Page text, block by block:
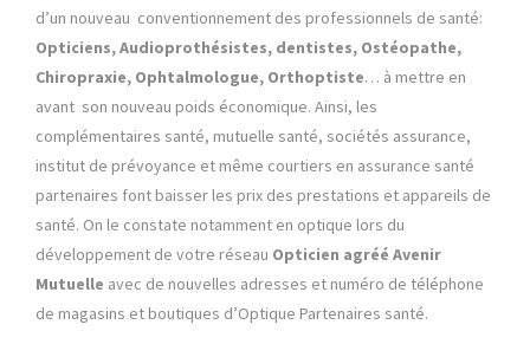
d’un nouveau conventionnement des professionnels de santé:
Opticiens, Audioprothésistes, dentistes, Ostéopathe,
Chiropraxie, Ophtalmologue, Orthoptiste… à mettre en
avant son nouveau poids économique. Ainsi, les
complémentaires santé, mutuelle santé, sociétés assurance,
institut de prévoyance et même courtiers en assurance santé
partenaires font baisser les prix des prestations et appareils de
santé. On le constate notamment en optique lors du
développement de votre réseau Opticien agréé Avenir
Mutuelle avec de nouvelles adresses et numéro de téléphone
de magasins et boutiques d’Optique Partenaires santé.